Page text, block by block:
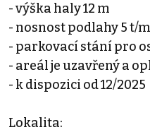
- výška haly 12 m
- nosnost podlahy 5 t/
- parkovací stání pro
- areál je uzavřený a
- k dispozici od 12/2025
Lokalita: